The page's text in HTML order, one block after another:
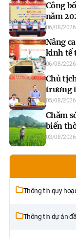
Công
năm
06/08/2026
Nâng
kinh tế
06/08/2026
Chủ
trương
đọng,
đai
05/08/2026
Chăm
biến
03/08/2026
Thông tin quy
Thông tin dự án